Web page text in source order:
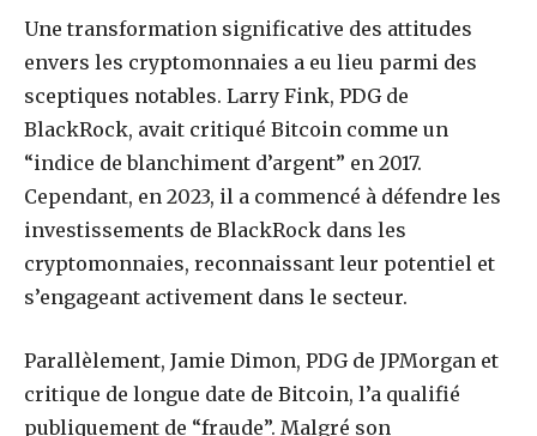
Une transformation significative des attitudes
envers les cryptomonnaies a eu lieu parmi des
sceptiques notables. Larry Fink, PDG de
BlackRock, avait critiqué Bitcoin comme un
“indice de blanchiment d’argent” en 2017.
Cependant, en 2023, il a commencé à défendre les
investissements de BlackRock dans les
cryptomonnaies, reconnaissant leur potentiel et
s’engageant activement dans le secteur.
Parallèlement, Jamie Dimon, PDG de JPMorgan et
critique de longue date de Bitcoin, l’a qualifié
publiquement de “fraude”. Malgré son